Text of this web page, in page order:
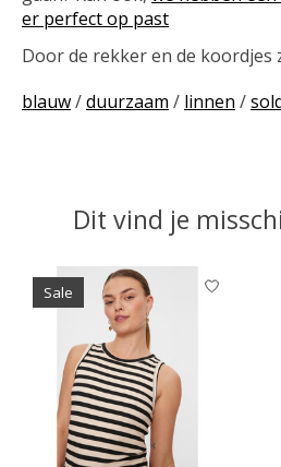
er perfect op past
Door de rekker en de koordjes
blauw/duurzaam / linnen /
Dit vind je
Items van productcarrousel
Sale